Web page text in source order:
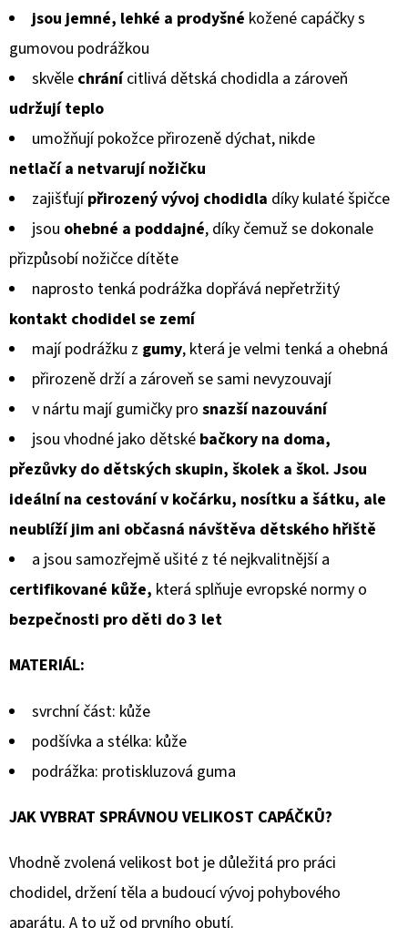
produktu
je
z
hvězdiček.
jsou jemné, lehké a prodyšné kožené capáčky s
gumovou podrážkou
skvěle chránícitlivá dětská chodidla a zároveň
udržují teplo
umožňují pokožce přirozeně dýchat, nikde
netlačí a netvarujínožičku
zajišťujípřirozený vývoj chodidla díky kulaté špičce
jsou ohebné a poddajné, díky čemuž se dokonale
přizpůsobínožičce dítěte
naprosto tenká podrážka dopřává nepřetržitý
kontakt chodidelse zemí
mají podrážku z gumy, která je velmi tenká a ohebná
přirozeně drží a zároveň se sami nevyzouvají
v nártu mají gumičky pro snazší nazouvání
jsou vhodné jako dětské bačkory na doma,
přezůvky do dětských skupin, školek a škol. Jsou
ideální na cestování v kočárku, nosítku a šátku, ale
neublíží jim ani občasná návštěva dětského hřiště
a jsou samozřejmě ušité z té nejkvalitnější a
certifikované kůže, která splňuje evropské normy o
bezpečnosti pro děti do 3 let
MATERIÁL:
svrchní část: kůže
podšívka a stélka: kůže
podrážka: protiskluzová guma
JAK VYBRAT SPRÁVNOU VELIKOST CAPÁČKŮ?
Vhodně zvolená velikost bot je důležitá pro práci
chodidel, držení těla a budoucí vývoj pohybového
aparátu. A to už od prvního obutí.
SOFTSHELLOVÉ
CAPÁČKY
S
MICROFLEECEM
ČERNÉ
380
Kč
Původně:
Kč